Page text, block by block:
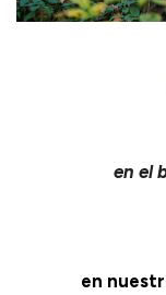
en el
en